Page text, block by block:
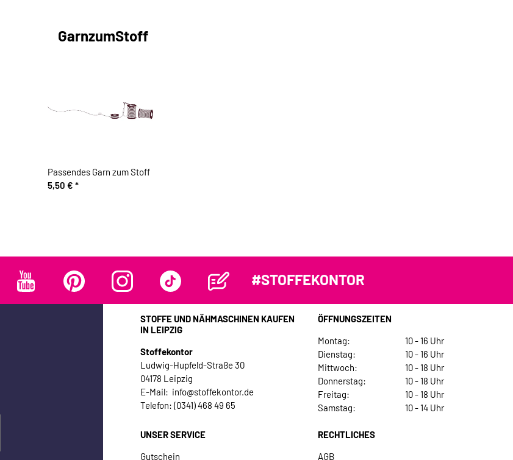
GarnzumStoff
Passendes Garn zum Stoff
5,50 € *
#STOFFEKONTOR
STOFFE UND NÄHMASCHINEN KAUFEN
IN LEIPZIG
Stoffekontor
Ludwig-Hupfeld-Straße 30
04178 Leipzig
E-Mail: info@stoffekontor.de
Telefon: (0341) 468 49 65
ÖFFNUNGSZEITEN
Montag:
10 - 16 Uhr
Dienstag:
10 - 16 Uhr
Mittwoch:
10 - 18 Uhr
Donnerstag:
10 - 18 Uhr
Freitag:
10 - 18 Uhr
Samstag:
10 - 14 Uhr
UNSER SERVICE
Gutschein
RECHTLICHES
AGB